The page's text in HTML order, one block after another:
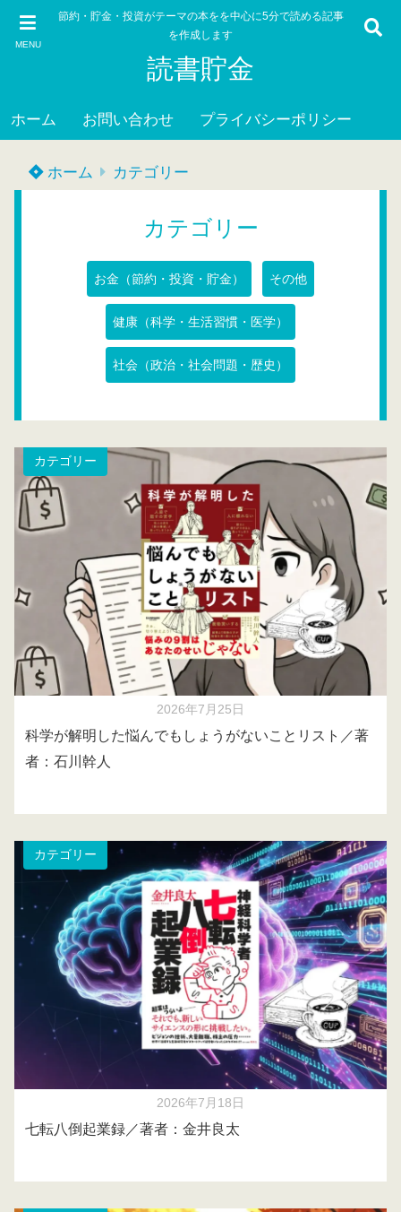
MENU
節約・貯金・投資がテーマの本をを中心に5分で読める記事
を作成します
読書貯金
ホーム お問い合わせ プライバシーポリシー
ホーム カテゴリー
カテゴリー
お金（節約・投資・貯金） その他
健康（科学・生活習慣・医学）
社会（政治・社会問題・歴史）
カテゴリー
2026年7月25日
科学が解明した悩んでもしょうがないことリスト／著
者：石川幹人
カテゴリー
2026年7月18日
七転八倒起業録／著者：金井良太